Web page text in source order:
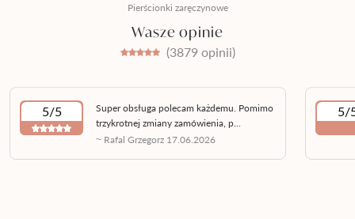
Pierścionki zaręczynowe
Wasze opinie
(3879 opinii)
5/5
Super obsługa polecam każdemu. Pomimo
trzykrotnej zmiany zamówienia, p...
~ Rafal Grzegorz 17.06.2026
5/